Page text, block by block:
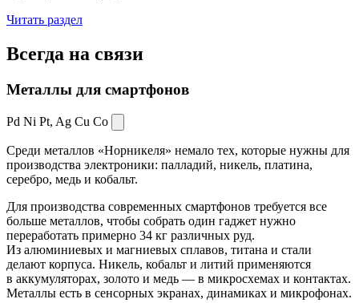
Читать раздел
Всегда на связи
Металлы для смартфонов
Pd Ni Pt, Ag Cu Co
Среди металлов «Норникеля» немало тех, которые нужны для
производства электроники: палладий, никель, платина,
серебро, медь и кобальт.
Для производства современных смартфонов требуется все
больше металлов, чтобы собрать один гаджет нужно
переработать примерно 34 кг различных руд.
Из алюминиевых и магниевых сплавов, титана и стали
делают корпуса. Никель, кобальт и литий применяются
в аккумуляторах, золото и медь — в микросхемах и контактах.
Металлы есть в сенсорных экранах, динамиках и микрофонах.